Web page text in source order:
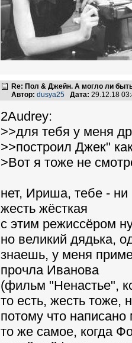
Re: Пол & Джейн. А могло ли
Автор: dusya25 Дата: 29.12.18
2Audrey:
>>для тебя у меня
>>построил Джек"
>Вот я тоже не
нет, Ириша, тебе - ни
жесть жёсткая
с этим режиссёром
но великий дядька,
знаешь, у меня
прочла Иванова
(фильм "Ненастье",
то есть, жесть тоже,
потому что
то же самое, когда